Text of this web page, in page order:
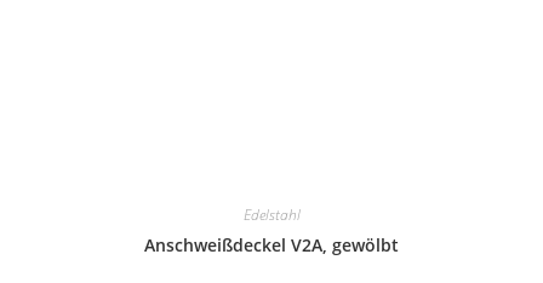
Edelstahl
Anschweißdeckel V2A, gewölbt